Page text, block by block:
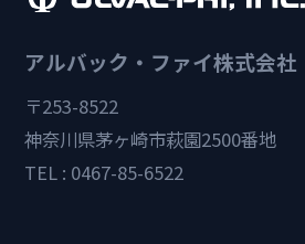
アルバック・ファイ株式会社
〒253-8522
神奈川県茅ヶ崎市萩園2500番地
TEL : 0467-85-6522